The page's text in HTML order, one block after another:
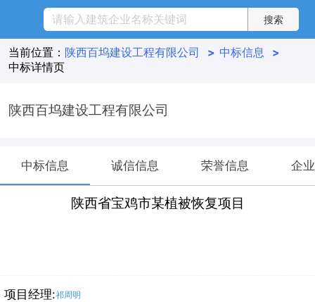
当前位置： 陕西百坞建设工程有限公司 > 中标信息
>
中标详情页
陕西百坞建设工程有限公司
中标信息 诚信信息 荣誉信息 企
陕西省宝鸡市某植被恢复项目
项目经理:祁周明